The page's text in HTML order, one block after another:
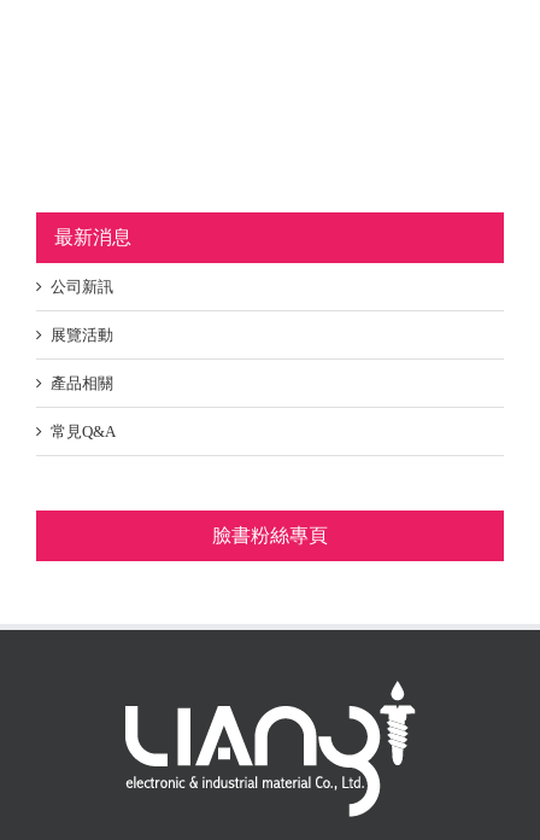
最新消息
公司新訊
展覽活動
產品相關
常見Q&A
臉書粉絲專頁